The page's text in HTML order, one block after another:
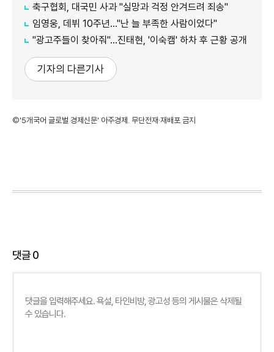
축구협회, 대국민 사과 "실망과 걱정 안겨드려 죄송"
임영웅, 데뷔 10주년…"난 늘 부족한 사람이었다"
"광고주들이 찾아줘"…진태현, '이숙캠' 하차 후 근황 공개
기자의 다른기사
©'5개국어 글로벌 경제신문' 아주경제. 무단전재·재배포 금지
댓글0